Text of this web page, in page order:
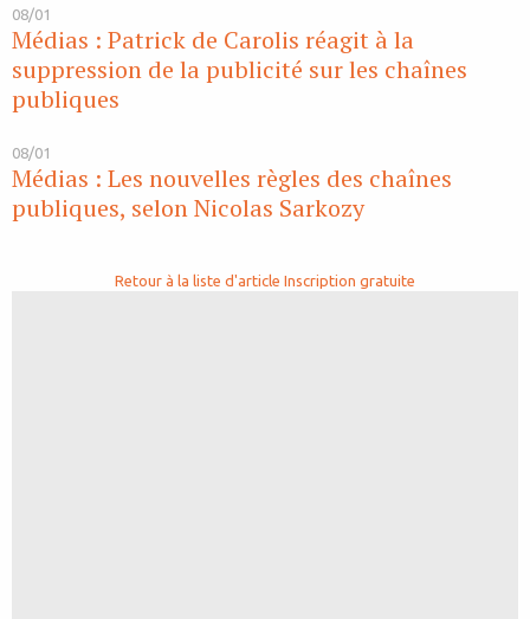
08/01
Médias : Patrick de Carolis réagit à la
suppression de la publicité sur les chaînes
publiques
08/01
Médias : Les nouvelles règles des chaînes
publiques, selon Nicolas Sarkozy
Retour à la liste d'article Inscription gratuite